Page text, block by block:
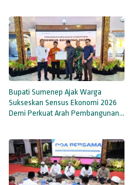
Bupati Sumenep Ajak Warga
Sukseskan Sensus Ekonomi 2026
Demi Perkuat Arah Pembangunan